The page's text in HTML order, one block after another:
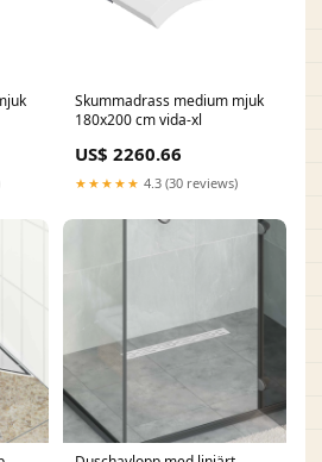
Skummadrass medium mjuk
180x200 cm vida-xl
US$ 2260.66
★★★★★ 4.3 (30 reviews)